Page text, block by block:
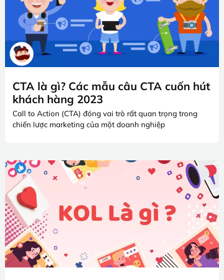
CTA là gì? Các mẫu câu CTA cuốn hút
khách hàng 2023
Call to Action (CTA) đóng vai trò rất quan trọng trong
chiến lược marketing của một doanh nghiệp